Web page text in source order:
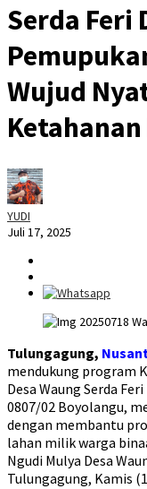
Serda Feri
Wujud
Ketahanan
YUDI
Juli 17, 2025
Tulungagung,
mendukung program
Desa Waung Serda
0807/02 Boyolangu,
dengan membantu
lahan milik warga
Ngudi Mulya Desa
Tulungagung, Kamis